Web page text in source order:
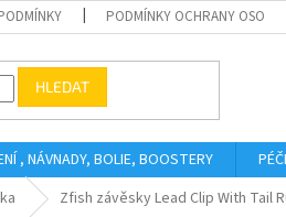
PODMÍNKY OCHRANY
HLEDAT
, NÁVNADY, BOLIE, BOOSTERY
Zfish závěsky Lead Clip With Tail